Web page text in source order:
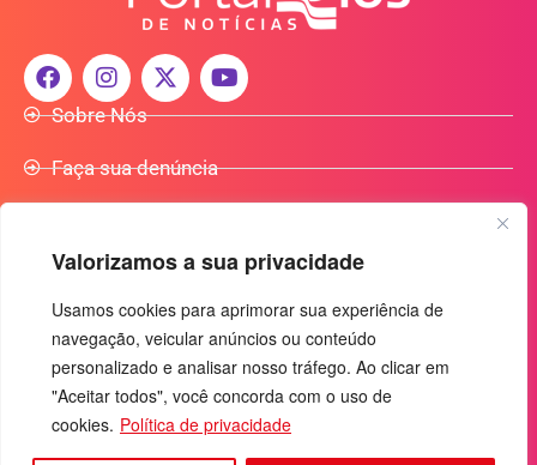
Valorizamos a sua privacidade
Usamos cookies para aprimorar sua experiência de
navegação, veicular anúncios ou conteúdo
personalizado e analisar nosso tráfego. Ao clicar em
"Aceitar todos", você concorda com o uso de
cookies. Política de privacidade
Sobre Nós
Faça sua denúncia
Anuncie Conosco
+55 (92) 3085-7464
comercialradio95.7fm@gmail.com
Av. Rio Madeira, 444 - Nossa Sra. das Graças